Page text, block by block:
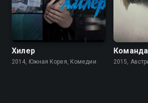
8.4
Хилер
2014, Южная Корея, Комедии
Команда